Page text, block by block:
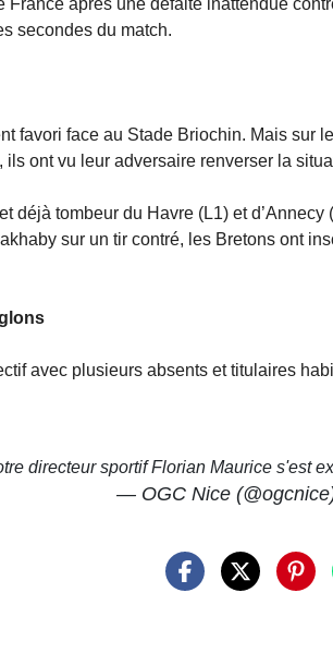
France après une défaite inattendue
secondes du match.
favori face au Stade Briochin. Mais sur
ils ont vu leur adversaire renverser la
déjà tombeur du Havre (L1) et
sur un tir contré, les Bretons ont
avec plusieurs absents et titulaires
directeur sportif Florian Maurice s'est
— OGC Nice